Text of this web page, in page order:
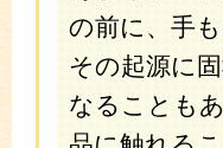
の前に、手
その起源に
なることも